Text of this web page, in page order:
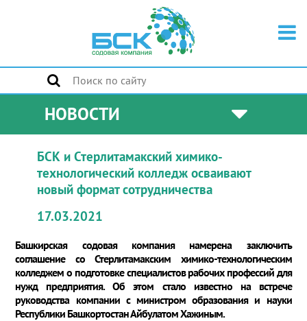
НОВОСТИ
БСК и Стерлитамакский химико-
технологический колледж осваивают
новый формат сотрудничества
17.03.2021
Башкирская содовая компания намерена заключить
соглашение со Стерлитамакским химико-технологическим
колледжем о подготовке специалистов рабочих профессий для
нужд предприятия. Об этом стало известно на встрече
руководства компании с министром образования и науки
Республики Башкортостан Айбулатом Хажиным.